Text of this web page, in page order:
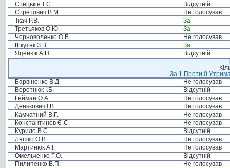
Стецьків Т.С.
Відсутній
Стретович В.М.
Не голосував
Ткач Р.В.
За
Третьяков О.Ю.
За
Чорноволенко О.В.
Не голосував
Шкутяк З.В.
За
Яценюк А.П.
Відсутній
За:1 Проти:0
Барвіненко В.Д.
Не голосував
Воротнюк І.Б.
Відсутній
Гейман О.А.
Не голосував
Денькович І.В.
Не голосував
Камчатний В.Г.
Не голосував
Константинов Є.С.
Не голосував
Курило В.С.
Відсутній
Ляшко О.В.
Не голосував
Мартинюк А.І.
Не голосував
Омельченко Г.О.
Відсутній
Пилипенко В.П.
Не голосував